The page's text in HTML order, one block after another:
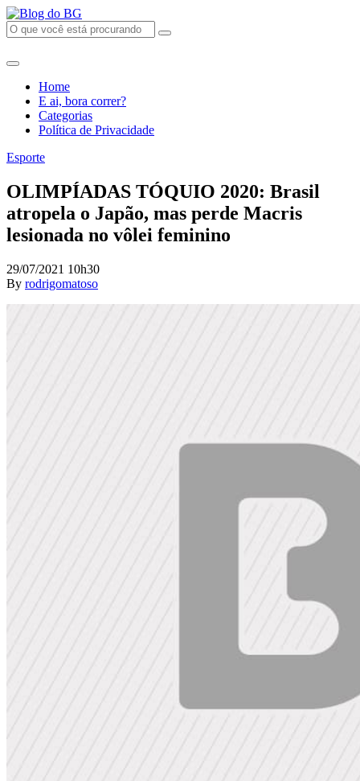
Home
E ai, bora correr?
Categorias
Política de Privacidade
Esporte
OLIMPÍADAS TÓQUIO 2020: Brasil
atropela o Japão, mas perde Macris
lesionada no vôlei feminino
29/07/2021 10h30
By rodrigomatoso